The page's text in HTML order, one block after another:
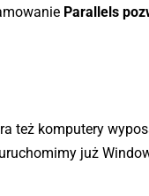
Parallels
też komputery
już